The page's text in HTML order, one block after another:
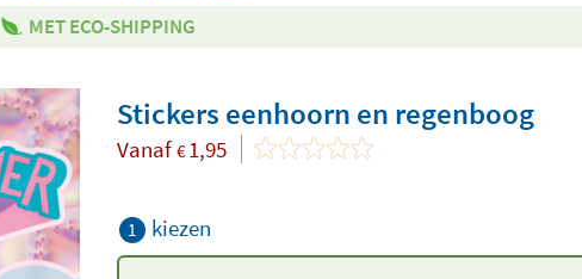
MET ECO-SHIPPING
Stickers eenhoorn en regenboog
Vanaf €1,95
1 kiezen